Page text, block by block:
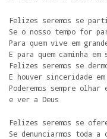
Felizes seremos se
Se o nosso tempo for
Para quem vive em
E para quem caminha em
Felizes seremos se
E houver sinceridade em
Poderemos sempre olhar
e ver a Deus
Felizes seremos se
Se denunciarmos toda a